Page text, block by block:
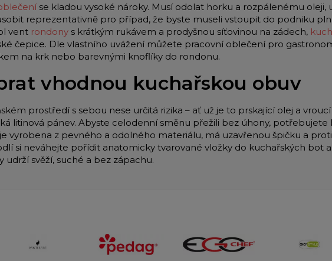
se kladou vysoké nároky. Musí odolat horku a rozpálenému oleji,
reprezentativně pro případ, že byste museli vstoupit do podniku
vent rondony s krátkým rukávem a prodyšnou síťovinou na zádech,
čepice. Dle vlastního uvážení můžete pracovní oblečení pro
na krk nebo barevnými knoflíky do rondonu.
vhodnou kuchařskou obuv
prostředí s sebou nese určitá rizika – ať už je to prskající olej a
litinová pánev. Abyste celodenní směnu přežili bez úhony, potřebujete
vyrobena z pevného a odolného materiálu, má uzavřenou špičku a
si neváhejte pořídit anatomicky tvarované vložky do kuchařských bot
udrží svěží, suché a bez zápachu.